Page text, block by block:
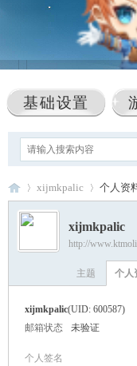
基础设置
›
xijmkpalic 个人资
xijmkpalic
http://
主题 个人
xijmkpalic(UID: 600587)
邮箱状态
未验证
个人签名